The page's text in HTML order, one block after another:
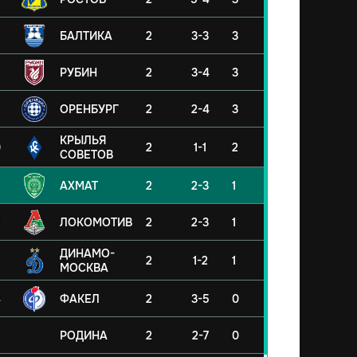
БАЛТИКА 2 3-3 3
РУБИН 2 3-4 3
ОРЕНБУРГ 2 2-4 3
КРЫЛЬЯ
СОВЕТОВ
2 1-1 2
АХМАТ 2 2-3 1
ЛОКОМОТИВ 2 2-3 1
ДИНАМО-
МОСКВА
2 1-2 1
ФАКЕЛ 2 3-5 0
РОДИНА 2 2-7 0